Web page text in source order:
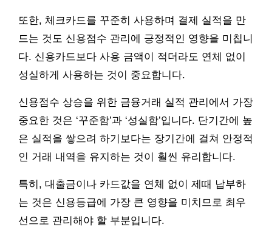
또한, 체크카드를 꾸준히 사용하며 결제 실적을 만
드는 것도 신용점수 관리에 긍정적인 영향을 미칩니
다. 신용카드보다 사용 금액이 적더라도 연체 없이
성실하게 사용하는 것이 중요합니다.
신용점수 상승을 위한 금융거래 실적 관리에서 가장
중요한 것은 ‘꾸준함’과 ‘성실함’입니다. 단기간에 높
은 실적을 쌓으려 하기보다는 장기간에 걸쳐 안정적
인 거래 내역을 유지하는 것이 훨씬 유리합니다.
특히, 대출금이나 카드값을 연체 없이 제때 납부하
는 것은 신용등급에 가장 큰 영향을 미치므로 최우
선으로 관리해야 할 부분입니다.